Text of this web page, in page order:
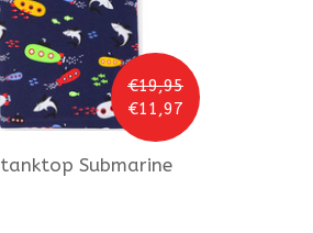
€19,95
€11,97
tanktop Submarine